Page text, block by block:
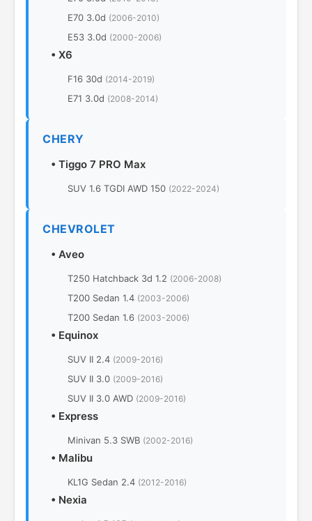
E70 3.0d (2006-2010)
E53 3.0d (2000-2006)
• X6
F16 30d (2014-2019)
E71 3.0d (2008-2014)
CHERY
• Tiggo 7 PRO Max
SUV 1.6 TGDI AWD 150 (2022-2024)
CHEVROLET
• Aveo
T250 Hatchback 3d 1.2 (2006-2008)
T200 Sedan 1.4 (2003-2006)
T200 Sedan 1.6 (2003-2006)
• Equinox
SUV II 2.4 (2009-2016)
SUV II 3.0 (2009-2016)
SUV II 3.0 AWD (2009-2016)
• Express
Minivan 5.3 SWB (2002-2016)
• Malibu
KL1G Sedan 2.4 (2012-2016)
• Nexia